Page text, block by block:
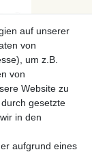
auf unserer
von
um z.B.
von
Website zu
gesetzte
in den
aufgrund eines